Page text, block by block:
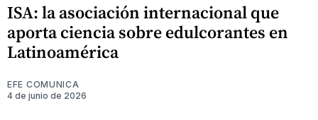
ISA: la asociación internacional que
aporta ciencia sobre edulcorantes en
Latinoamérica
EFE COMUNICA
4 de junio de 2026